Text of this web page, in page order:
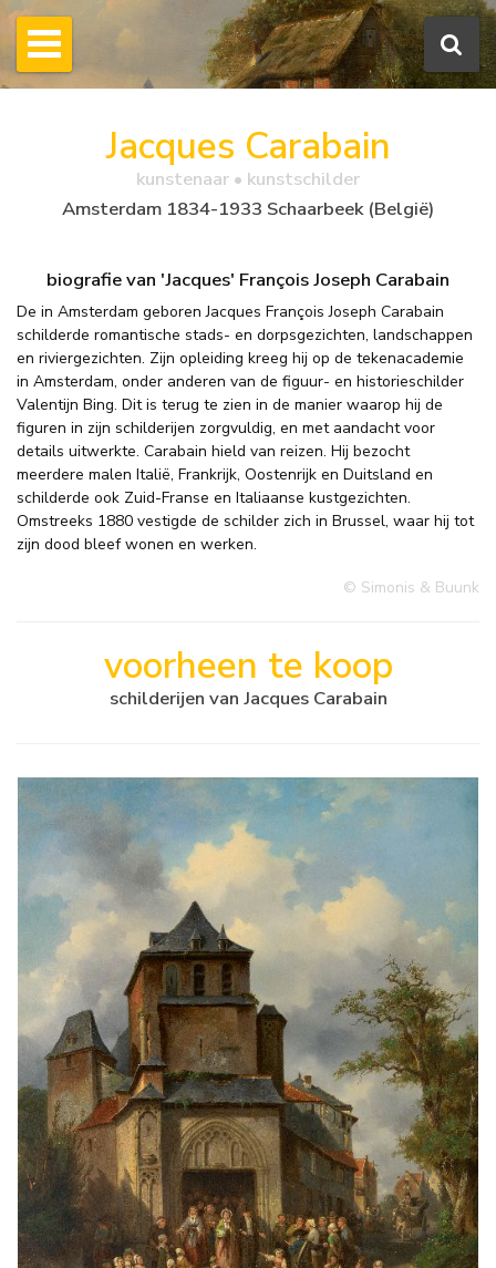
Jacques Carabain
kunstenaar • kunstschilder
Amsterdam 1834-1933 Schaarbeek (België)
biografie van 'Jacques' François Joseph Carabain
De in Amsterdam geboren Jacques François Joseph Carabain
schilderde romantische stads- en dorpsgezichten, landschappen
en riviergezichten. Zijn opleiding kreeg hij op de tekenacademie
in Amsterdam, onder anderen van de figuur- en historieschilder
Valentijn Bing. Dit is terug te zien in de manier waarop hij de
figuren in zijn schilderijen zorgvuldig, en met aandacht voor
details uitwerkte. Carabain hield van reizen. Hij bezocht
meerdere malen Italië, Frankrijk, Oostenrijk en Duitsland en
schilderde ook Zuid-Franse en Italiaanse kustgezichten.
Omstreeks 1880 vestigde de schilder zich in Brussel, waar hij tot
zijn dood bleef wonen en werken.
© Simonis & Buunk
voorheen te koop
schilderijen van Jacques Carabain